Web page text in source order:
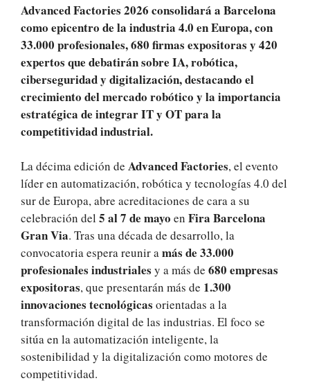
Advanced Factories 2026 consolidará a Barcelona
como epicentro de la industria 4.0 en Europa, con
33.000 profesionales, 680 firmas expositoras y 420
expertos que debatirán sobre IA, robótica,
ciberseguridad y digitalización, destacando el
crecimiento del mercado robótico y la importancia
estratégica de integrar IT y OT para la
competitividad industrial.
La décima edición de Advanced Factories, el evento
líder en automatización, robótica y tecnologías 4.0 del
sur de Europa, abre acreditaciones de cara a su
celebración del 5 al 7 de mayo en Fira Barcelona
Gran Via. Tras una década de desarrollo, la
convocatoria espera reunir amás de 33.000
profesionales industriales y a más de 680 empresas
expositoras, que presentarán más de 1.300
innovaciones tecnológicas orientadas a la
transformación digital de las industrias. El foco se
sitúa en la automatización inteligente, la
sostenibilidad y la digitalización como motores de
competitividad.